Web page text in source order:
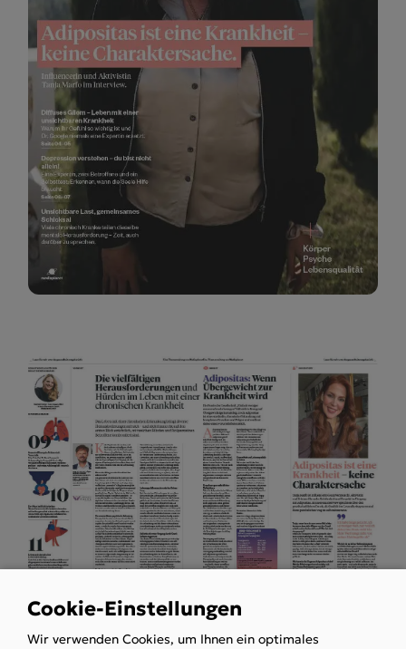
Use
of
Cookie-Einstellungen
Wir verwenden Cookies, um Ihnen ein optimales